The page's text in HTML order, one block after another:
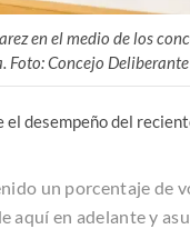
en el medio de los
Foto: Concejo Deliberante
desempeño del
un porcentaje de
aquí en adelante y